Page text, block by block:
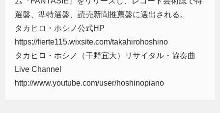
選盤、準特選盤、読売新聞推薦盤に選出される。
タカヒロ・ホシノ公式HP
https://fierte115.wixsite.com/takahirohoshino
タカヒロ・ホシノ（干野宜大）リサイタル・協奏曲
Live Channel
http://www.youtube.com/user/hoshinopiano